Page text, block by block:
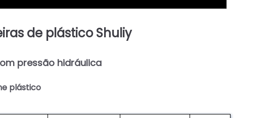
de plástico Shuliy
pressão hidráulica
plástico